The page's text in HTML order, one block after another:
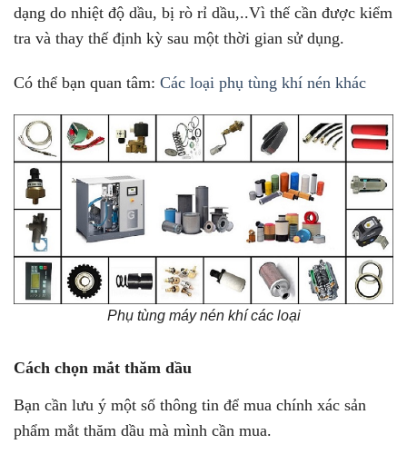
dạng do nhiệt độ dầu, bị rò rỉ dầu,..Vì thế cần được kiểm
tra và thay thế định kỳ sau một thời gian sử dụng.
Có thể bạn quan tâm: Các loại phụ tùng khí nén khác
Phụ tùng máy nén khí các loại
Cách chọn mắt thăm dầu
Bạn cần lưu ý một số thông tin để mua chính xác sản
phẩm mắt thăm dầu mà mình cần mua.